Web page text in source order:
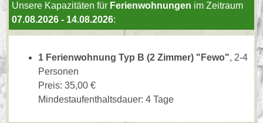
Unsere Kapazitäten für Ferienwohnungen im Zeitraum
07.08.2026 - 14.08.2026:
1 Ferienwohnung Typ B (2 Zimmer) "Fewo", 2-4
Personen
Preis: 35,00 €
Mindestaufenthaltsdauer: 4 Tage